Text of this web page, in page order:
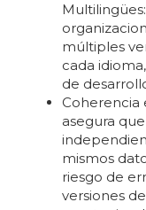
múltiples
cada
de
Coherencia
asegura
mismos
riesgo de
versiones